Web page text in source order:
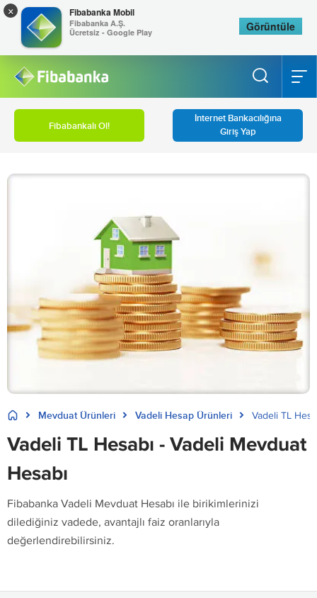
Fibabankalı Ol!
İnternet Bankacılığına
Giriş Yap
Mevduat Ürünleri Vadeli Hesap Ürünleri Vadeli TL
Vadeli TL Hesabı - Vadeli Mevduat
Hesabı
Fibabanka Vadeli Mevduat Hesabı ile birikimlerinizi
dilediğiniz vadede, avantajlı faiz oranlarıyla
değerlendirebilirsiniz.
× Fibabanka Mobil
Fibabanka A.Ş.
Ücretsiz - Google Play
Görüntüle